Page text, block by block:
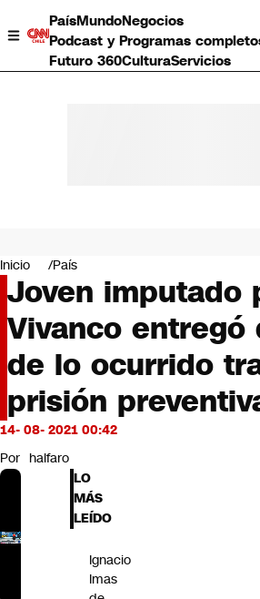
PaísMundoNegocios
Podcast y Programas
Futuro 360CulturaServicios
Negocios
Deportes
Programas completos
Cultura
Servicios
Bits
CNN Data
CNN tiempo
Futuro 360
Inicio País
Joven imputado
Vivanco entregó
de lo ocurrido
prisión
14- 08- 2021 00:42
Por halfaro
LO
MÁS
LEÍDO
Ignacio
Imas